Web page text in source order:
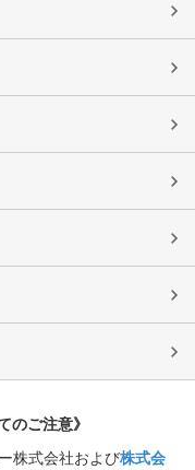
のご注意》
株式会社および株式会